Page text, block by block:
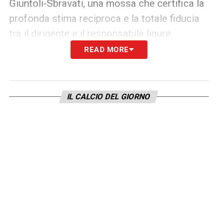
Giuntoli-Sbravati, una mossa che certifica la
profonda stima reciproca e la totale fiducia
tra il dirigente e il responsabile ligure.
Le contromosse alla Continassa:
La partenza di Sbravati non coglie
READ MORE
IL CALCIO DEL GIORNO